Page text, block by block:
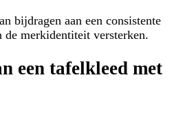
bijdragen aan een consistente
de merkidentiteit versterken.
een tafelkleed met